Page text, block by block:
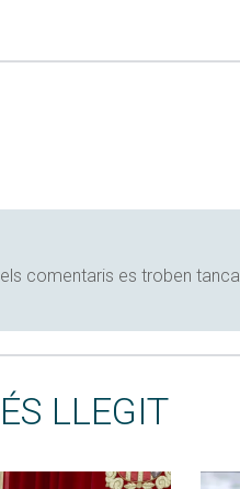
els comentaris es troben
LLEGIT